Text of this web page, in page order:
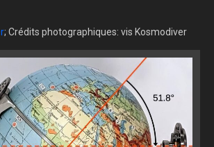
; Crédits photographiques: vis Kosmodiver